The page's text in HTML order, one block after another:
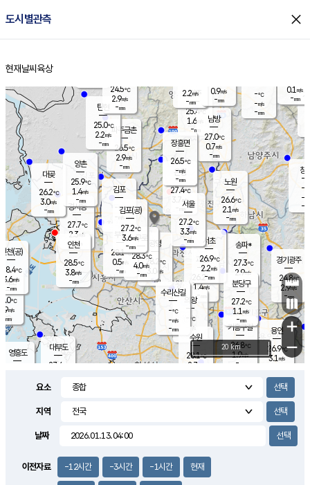
도시별관측 close
홈
현재날씨 육상
의도
℃
m/s
mm
영흥도
양주
25.4℃
1.6
-mm
과천
26.2℃
1.4m/s
- mm
용인
26.9℃
3.1 m/s
경기광주
24.8℃
2.9m/s
-mm
3.0m/s
대부도
27.4
경서동
27.7℃
2.3 m/s
-mm
파주금촌
26.5℃
2.9m/s
-mm
-℃
-m/s
-mm
대곶
26.2℃
3.0m/s
-mm
창
-
-m/
-
탄현
25.0℃
2.2m/s
-mm
0.1 m/s
-mm
의왕
- ℃
m/s
mm
김포
- ℃
-m/s
mm
광명
28.2 ℃
3.0 m/s
-mm
부천
28.1℃
0.5m/s
-mm
양촌
25.9℃
1.4m/s
-mm
구로
28.3℃
4.0m/s
-mm
은평
27.4℃
3.7 m/s
- mm
노원
26.6℃
2.1 m/s
-mm
송파*
27.3℃
2.9m/s
-mm
서초
26.9℃
2.2m/s
-mm
남방
27.0℃
0.7m/s
-mm
기흥구갈
26.8℃
1.9m/s
-
수리산길
-℃
-m/s
-mm
분당구
27.2℃
1.1 m/s
-mm
장흥면
26.5℃
-m/s
-mm
2.2m/s
-mm
인천(공)
28.4℃
3.6m/s
-mm
김포(공)
27.2℃
3.6m/s
-mm
수원
28.1℃
2.7 m/s
인천
28.5℃
3.8m/s
-mm
서울
27.2℃
3.3m/s
-mm
24.5℃
2.9m/s
-mm
0.9m/s
-mm
+
−
20 km
요소
지역
날짜
이전자료 -12시간 -3시간 -1시간 현재